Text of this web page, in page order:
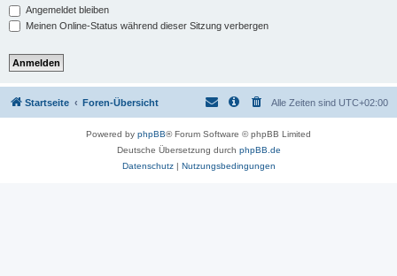
Angemeldet bleiben
Meinen Online-Status während dieser Sitzung verbergen
Startseite Foren-Übersicht Alle Zeiten sind UTC+02:00
Powered by phpBB® Forum Software © phpBB Limited
Deutsche Übersetzung durch phpBB.de
Datenschutz| Nutzungsbedingungen